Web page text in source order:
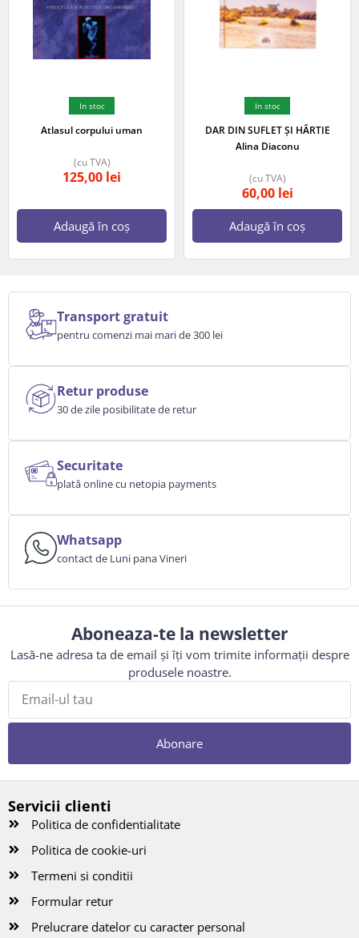
In stoc
Atlasul corpului uman
125,00 lei
(cu TVA)
Adaugă în coș
In stoc
DAR DIN SUFLET ȘI HÂRTIE
Alina Diaconu
60,00 lei
(cu TVA)
Adaugă în coș
Transport gratuit
pentru comenzi mai mari de 300 lei
Retur produse
30 de zile posibilitate de retur
Securitate
plată online cu netopia payments
Whatsapp
contact de Luni pana Vineri
Aboneaza-te la newsletter
Lasă-ne adresa ta de email și îți vom trimite informații despre
produsele noastre.
Abonare
Servicii clienti
Politica de confidentialitate
Politica de cookie-uri
Termeni si conditii
Formular retur
Prelucrare datelor cu caracter personal